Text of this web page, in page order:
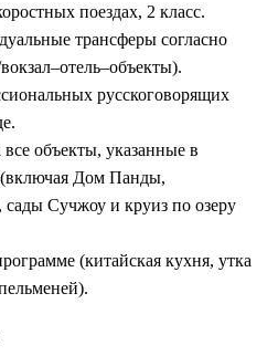
поездах, 2 класс.
трансферы согласно
русскоговорящих
объекты, указанные в
Дом Панды,
Сучжоу и круиз по озеру
(китайская кухня, утка